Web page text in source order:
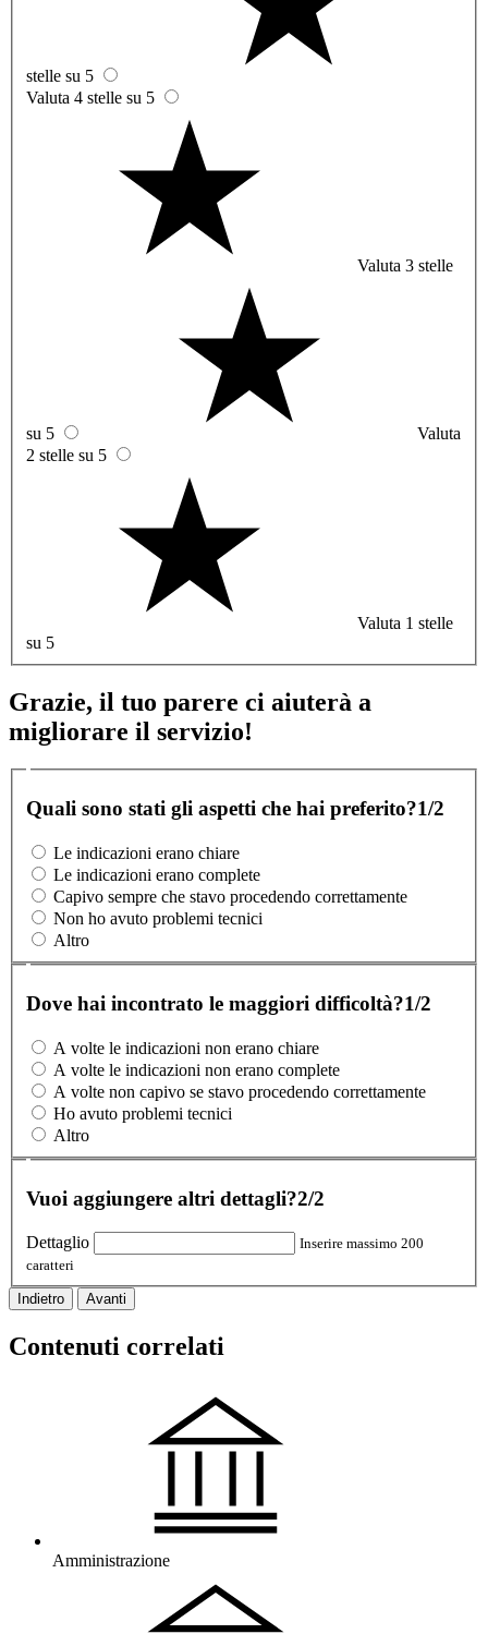
stelle su 5
Valuta 4 stelle su 5
Valuta 3 stelle
su 5
Valuta
2 stelle su 5
Valuta 1 stelle
su 5
Grazie, il tuo parere ci aiuterà a
migliorare il servizio!
Quali sono stati gli aspetti che hai preferito?1/2
Le indicazioni erano chiare
Le indicazioni erano complete
Capivo sempre che stavo procedendo correttamente
Non ho avuto problemi tecnici
Altro
Dove hai incontrato le maggiori difficoltà?1/2
A volte le indicazioni non erano chiare
A volte le indicazioni non erano complete
A volte non capivo se stavo procedendo correttamente
Ho avuto problemi tecnici
Altro
Vuoi aggiungere altri dettagli?2/2
Dettaglio
Inserire massimo 200
caratteri
Indietro Avanti
Contenuti correlati
Amministrazione